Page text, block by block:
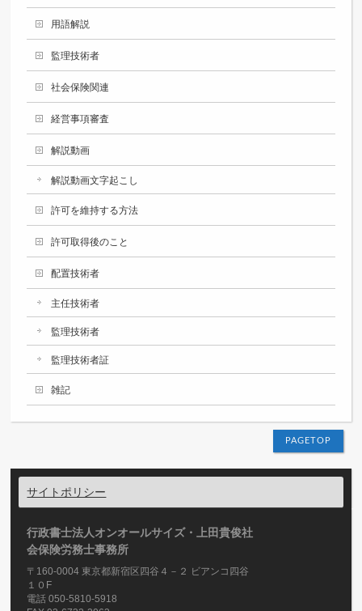
用語解説
監理技術者
社会保険関連
経営事項審査
解説動画
解説動画文字起こし
許可を維持する方法
許可取得後のこと
配置技術者
主任技術者
監理技術者
監理技術者証
雑記
PAGETOP
サイトポリシー
行政書士法人オンオールサイズ・上田貴俊社
会保険労務士事務所
〒160-0004 東京都新宿区四谷４－２ ビアンコ四谷
１０F
電話 050-5810-5918